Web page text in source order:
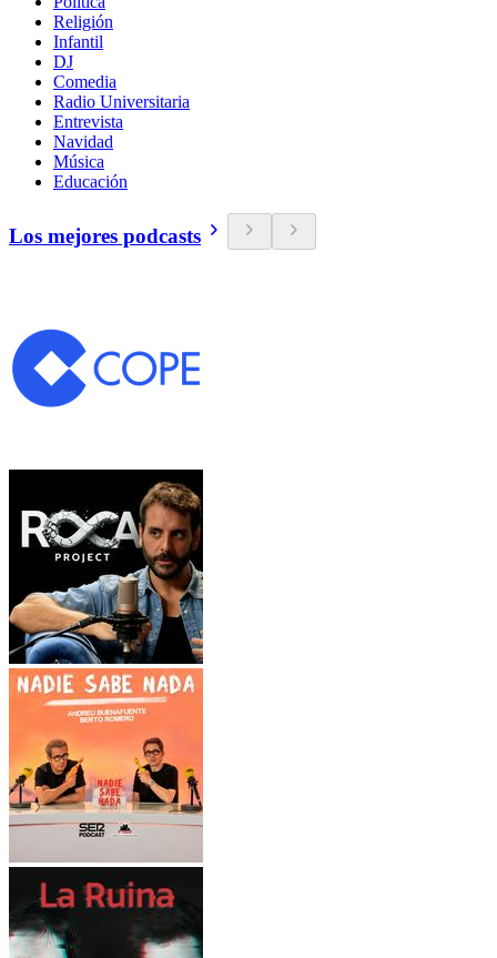
Religión
Infantil
DJ
Comedia
Radio Universitaria
Entrevista
Navidad
Música
Educación
Los mejores podcasts